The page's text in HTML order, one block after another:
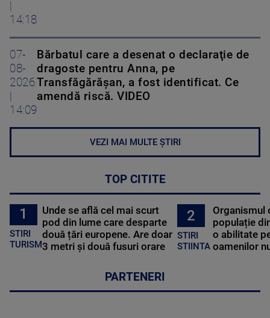
14:18
07-
08-
2026
14:09
Bărbatul care a desenat o declaraţie de
dragoste pentru Anna, pe
Transfăgărăşan, a fost identificat. Ce
amendă riscă. VIDEO
VEZI MAI MULTE ȘTIRI
TOP CITITE
1
STIRI
TURISM
Unde se află cel mai scurt
pod din lume care desparte
două țări europene. Are doar
3 metri și două fusuri orare
2
STIRI
STIINTA
Organismul
populație
o abilitate
oamenilor
PARTENERI